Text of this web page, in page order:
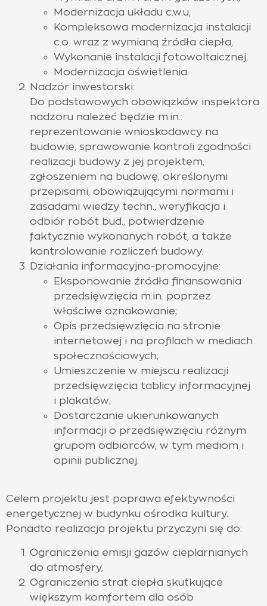
Modernizacja układu c.w.u,
Kompleksowa modernizacja instalacji
c.o. wraz z wymianą źródła ciepła,
Wykonanie instalacji fotowoltaicznej,
Modernizacja oświetlenia.
Nadzór inwestorski:
Do podstawowych obowiązków inspektora
nadzoru należeć będzie m.in.:
reprezentowanie wnioskodawcy na
budowie, sprawowanie kontroli zgodności
realizacji budowy z jej projektem,
zgłoszeniem na budowę, określonymi
przepisami, obowiązującymi normami i
zasadami wiedzy techn., weryfikacja i
odbiór robót bud., potwierdzenie
faktycznie wykonanych robót, a także
kontrolowanie rozliczeń budowy.
Działania informacyjno-promocyjne:
Eksponowanie źródła finansowania
przedsięwzięcia m.in. poprzez
właściwe oznakowanie;
Opis przedsięwzięcia na stronie
internetowej i na profilach w mediach
społecznościowych;
Umieszczenie w miejscu realizacji
przedsięwzięcia tablicy informacyjnej
i plakatów;
Dostarczanie ukierunkowanych
informacji o przedsięwzięciu różnym
grupom odbiorców, w tym mediom i
opinii publicznej.
Celem projektu jest poprawa efektywności
energetycznej w budynku ośrodka kultury.
Ponadto realizacja projektu przyczyni się do:
Ograniczenia emisji gazów cieplarnianych
do atmosfery,
Ograniczenia strat ciepła skutkujące
większym komfortem dla osób